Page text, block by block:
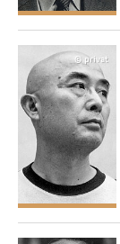
© privat